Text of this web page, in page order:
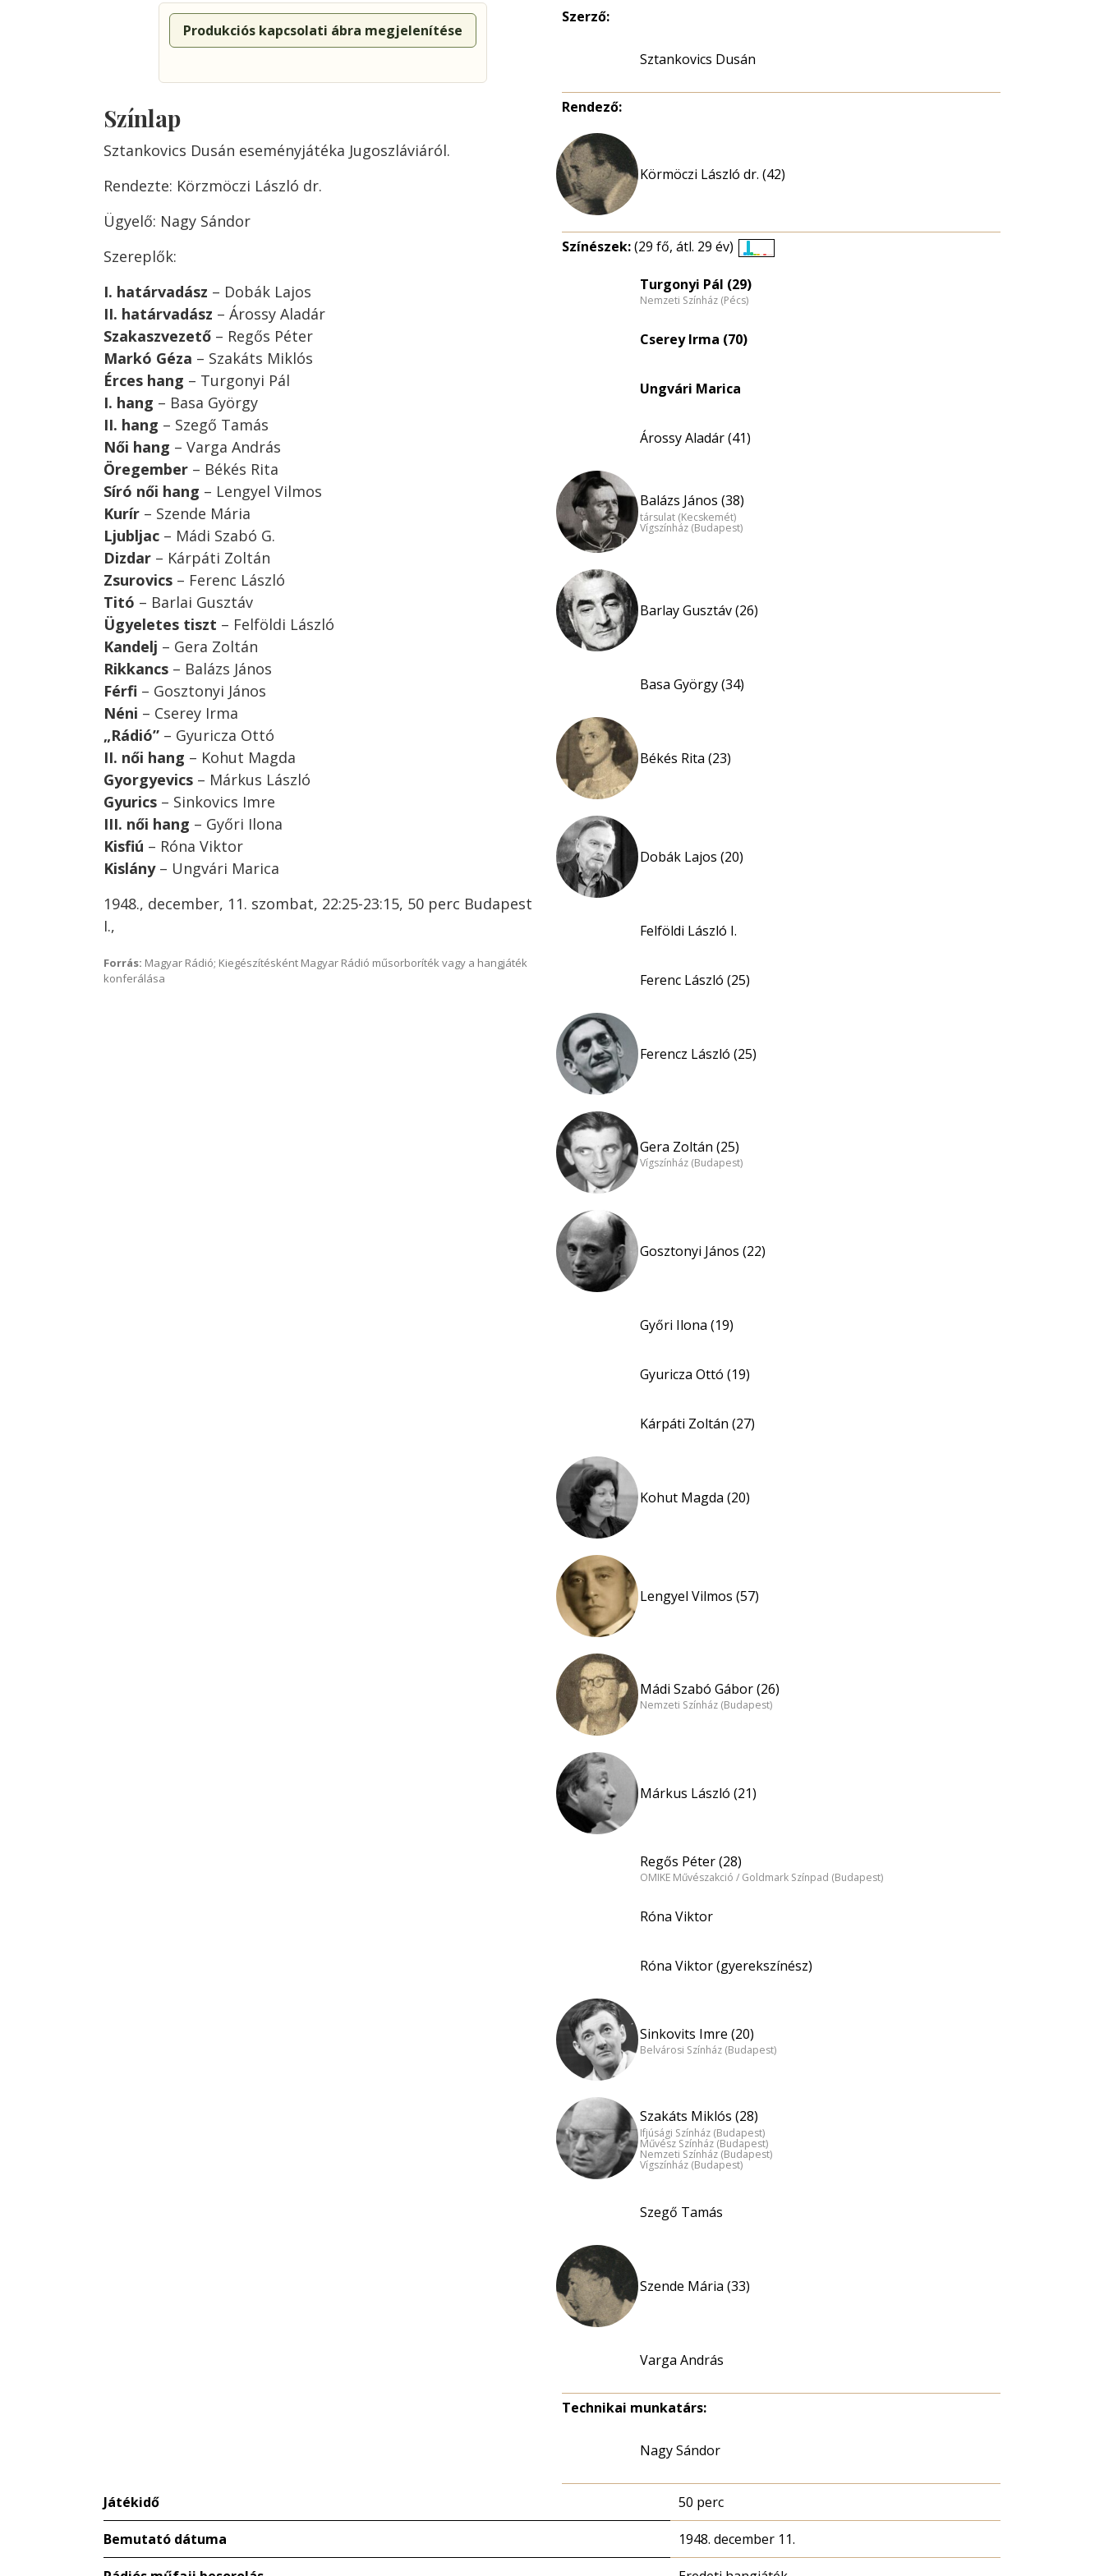
Produkciós kapcsolati ábra megjelenítése
Színlap
Sztankovics Dusán eseményjátéka Jugoszláviáról.
Rendezte: Körzmöczi László dr.
Ügyelő: Nagy Sándor
Szereplők:
I. határvadász – Dobák Lajos
II. határvadász – Árossy Aladár
Szakaszvezető – Regős Péter
Markó Géza – Szakáts Miklós
Érces hang – Turgonyi Pál
I. hang – Basa György
II. hang – Szegő Tamás
Női hang – Varga András
Öregember – Békés Rita
Síró női hang – Lengyel Vilmos
Kurír – Szende Mária
Ljubljac – Mádi Szabó G.
Dizdar – Kárpáti Zoltán
Zsurovics – Ferenc László
Titó – Barlai Gusztáv
Ügyeletes tiszt – Felföldi László
Kandelj – Gera Zoltán
Rikkancs – Balázs János
Férfi – Gosztonyi János
Néni – Cserey Irma
„Rádió” – Gyuricza Ottó
II. női hang – Kohut Magda
Gyorgyevics – Márkus László
Gyurics – Sinkovics Imre
III. női hang – Győri Ilona
Kisfiú – Róna Viktor
Kislány– Ungvári Marica
1948., december, 11. szombat, 22:25-23:15, 50 perc Budapest
I.,
Forrás: Magyar Rádió; Kiegészítésként Magyar Rádió műsorboríték vagy a hangjáték
konferálása
Szerző:
Sztankovics Dusán
Rendező:
Körmöczi László dr. (42)
Színészek:(29 fő, átl. 29 év)
Turgonyi Pál (29)
Nemzeti Színház (Pécs)
Cserey Irma (70)
Ungvári Marica
Árossy Aladár (41)
Balázs János (38)
társulat (Kecskemét)
Vígszínház (Budapest)
Barlay Gusztáv (26)
Basa György (34)
Békés Rita (23)
Dobák Lajos (20)
Felföldi László I.
Ferenc László (25)
Ferencz László (25)
Gera Zoltán (25)
Vígszínház (Budapest)
Gosztonyi János (22)
Győri Ilona (19)
Gyuricza Ottó (19)
Kárpáti Zoltán (27)
Kohut Magda (20)
Lengyel Vilmos (57)
Mádi Szabó Gábor (26)
Nemzeti Színház (Budapest)
Márkus László (21)
Regős Péter (28)
OMIKE Művészakció / Goldmark Színpad (Budapest)
Róna Viktor
Róna Viktor (gyerekszínész)
Sinkovits Imre (20)
Belvárosi Színház (Budapest)
Szakáts Miklós (28)
Ifjúsági Színház (Budapest)
Művész Színház (Budapest)
Nemzeti Színház (Budapest)
Vígszínház (Budapest)
Szegő Tamás
Szende Mária (33)
Varga András
Technikai munkatárs:
Nagy Sándor
Játékidő 50 perc
Bemutató dátuma 1948. december 11.